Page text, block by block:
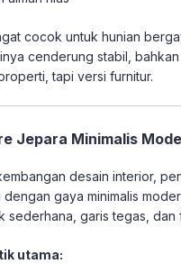
cocok untuk hunian
cenderung stabil,
tapi versi furnitur.
Jepara Minimalis
desain interior,
gaya minimalis
sederhana, garis tegas, dan
utama: